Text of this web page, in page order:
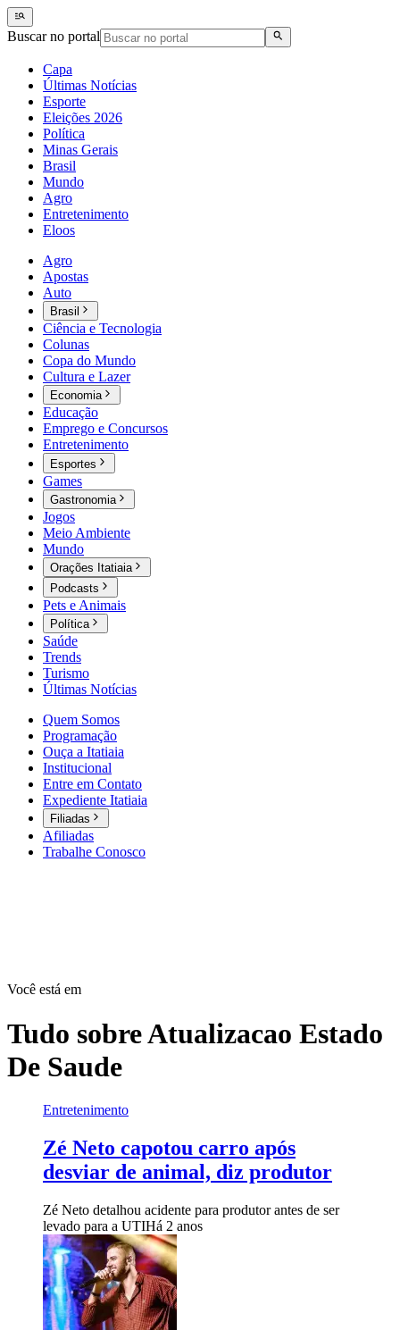
Buscar no portal
Capa
Últimas Notícias
Esporte
Eleições 2026
Política
Minas Gerais
Brasil
Mundo
Agro
Entretenimento
Eloos
Agro
Apostas
Auto
Brasil
Ciência e Tecnologia
Colunas
Copa do Mundo
Cultura e Lazer
Economia
Educação
Emprego e Concursos
Entretenimento
Esportes
Games
Gastronomia
Jogos
Meio Ambiente
Mundo
Orações Itatiaia
Podcasts
Pets e Animais
Política
Saúde
Trends
Turismo
Últimas Notícias
Quem Somos
Programação
Ouça a Itatiaia
Institucional
Entre em Contato
Expediente Itatiaia
Filiadas
Afiliadas
Trabalhe Conosco
Você está em
Tudo sobreAtualizacao Estado
De Saude
Entretenimento
Zé Neto capotou carro após
desviar de animal, diz produtor
Zé Neto detalhou acidente para produtor antes de ser
levado para a UTIHá 2 anos